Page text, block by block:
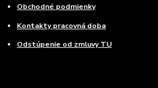
Obchodné podmienky
Kontakty pracovná doba
Odstúpenie od zmluvy TU